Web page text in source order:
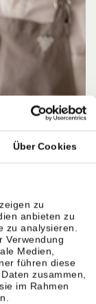
Über Cookies
zu
anbieten zu
zu analysieren.
Verwendung
Medien,
führen diese
zusammen,
im Rahmen